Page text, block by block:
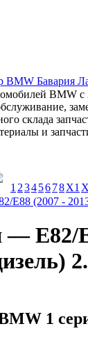
BMW с
склада
и
1 2345678X1
E88 (2007 -
— E82/
1